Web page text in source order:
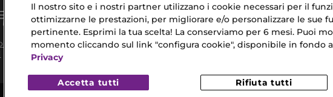
in negozio
Consegna Gratuita
da 35€​ in 24/48H
Campioni
Il nostro sito e i nostri partner utilizzano i cookie necessari per il
ottimizzarne le prestazioni, per migliorare e/o personalizzare le sue
pertinente. Esprimi la tua scelta! La conserviamo per 6 mesi. Puoi
momento cliccando sul link "configura cookie", disponibile in fondo
Privacy
Rifiuta tutti
Accetta tutti